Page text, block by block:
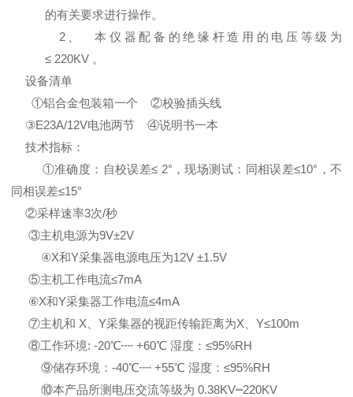
的有关要求进行操作。
2、 本仪器配备的绝缘杆造用的电压等级为
≤ 220KV 。
设备清单
①铝合金包装箱一个 ②校验插头线
③E23A/12V电池两节 ④说明书一本
技术指标：
①准确度：自校误差≤ 2°，现场测试：同相误差≤10°，不
同相误差≤15°
②采样速率3次/秒
③主机电源为9V±2V
④X和Y采集器电源电压为12V ±1.5V
⑤主机工作电流≤7mA
⑥X和Y采集器工作电流≤4mA
⑦主机和 X、Y采集器的视距传输距离为X、Y≤100m
⑧工作环境: -20℃┉ +60℃ 湿度：≤95%RH
⑨储存环境：-40℃┉ +55℃ 湿度：≤95%RH
⑩本产品所测电压交流等级为 0.38KV┉220KV